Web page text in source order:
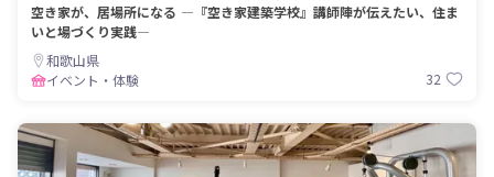
空き家が、居場所になる ―『空き家建築学校』講師陣が伝えたい、住ま
いと場づくり実践―
和歌山県
イベント・体験
32